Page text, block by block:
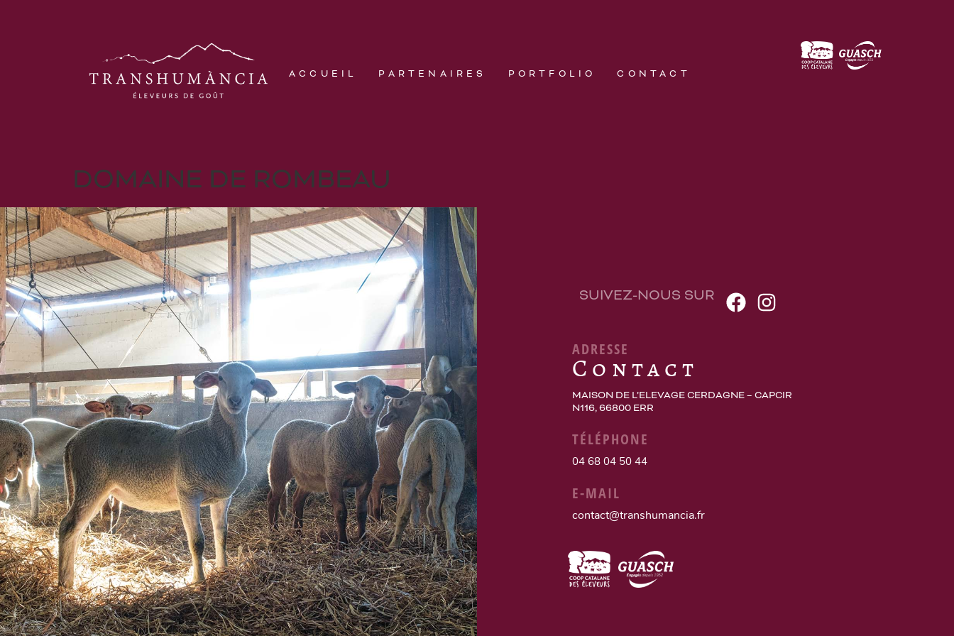
ACCUEIL PARTENAIRES PORTFOLIO CONTACT
DOMAINE DE ROMBEAU
SUIVEZ-NOUS SUR
ADRESSE
Contact
MAISON DE L’ELEVAGE CERDAGNE – CAPCIR
N116, 66800 ERR
TÉLÉPHONE
04 68 04 50 44
E-MAIL
contact@transhumancia.fr